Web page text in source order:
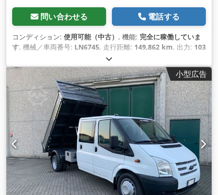
問い合わせる 電話する
コンディション: 使用可能（中古） , 機能: 完全に稼働していま
す, 機械／車両番号: LN6745, 走行距離: 149,862 km, 出力: 103
, 初回登録:
ィーゼル, 空車重量:2,870 kg（キログラム）, 最大積載重量:
1,730 kg（キログラム）, 総重量:4,600 kg（キログラム）, 次
回検査（TÜV）:07/2027, 燃料:ディーゼル, 色:緑色, 運転席:
その他, 変速方式:機械式, ギア数: , 排出クラス: ユーロ4, 座席
数:7, 全長:6,360 mm , 全幅:2,180 mm , 全高:2,250 mm, 許
容軸重（軸1）:
1,850 kg（キログラム）, 許容軸荷重（第2
軸）:3,300 kg（キログラム） , 荷室長:2,370 mm, 荷室幅:
2,000 mm, 荷室高: 1,000 mm, ブレーキ付きトレーラー最大積
載量:3,000 kg（キログラム）, これまでの所有者数:1, 装備:
ABS（アンチロック・ブレーキ・システム）, すすフィルター,
エアバッグ, セントラルロック, トラック登録, トレーラー連結
装置, パワーステアリング, パーキングヒーター, 坂道発進補助,
電動ウィンドウ調節, 電子安定制御プログラム (ESP),
小型広告